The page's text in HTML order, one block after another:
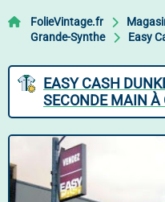
FolieVintage.fr
Grande-Synthe
Easy
EASY CASH
SECONDE MAIN À